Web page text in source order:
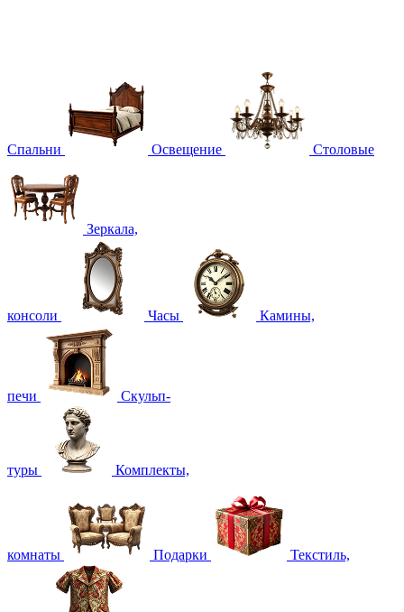
Спальни Освещение Столовые
Зеркала,
консоли Часы Камины,
печи Скульп-
туры Комплекты,
комнаты Подарки Текстиль,